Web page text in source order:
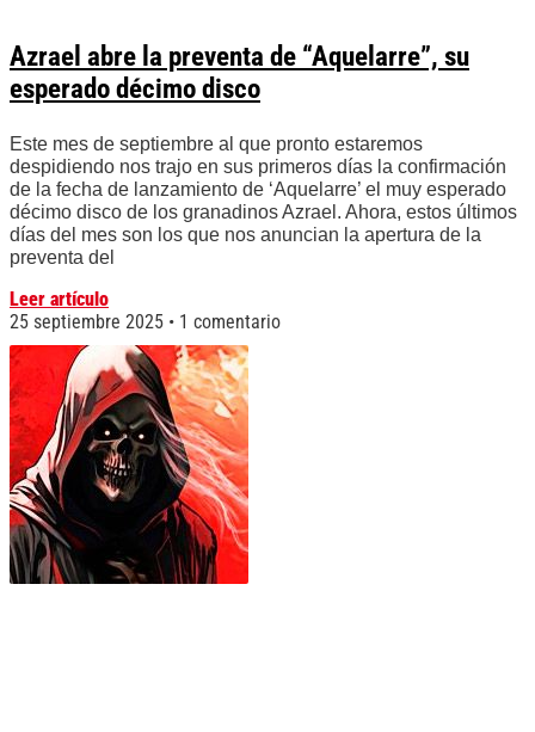
Azrael abre la preventa de “Aquelarre”, su
esperado décimo disco
Este mes de septiembre al que pronto estaremos
despidiendo nos trajo en sus primeros días la confirmación
de la fecha de lanzamiento de ‘Aquelarre’ el muy esperado
décimo disco de los granadinos Azrael. Ahora, estos últimos
días del mes son los que nos anuncian la apertura de la
preventa del
Leer artículo
25 septiembre 2025
1 comentario